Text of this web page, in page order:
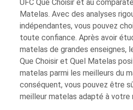
UFC Que Choisir et au
Matelas. Avec des analyses
indépendantes, vous pouvez
toute confiance. Après avoir
matelas de grandes enseignes,
Que Choisir et Quel Matelas
matelas parmi les meilleurs du
conséquent, vous pouvez être
meilleur matelas adapté à votre